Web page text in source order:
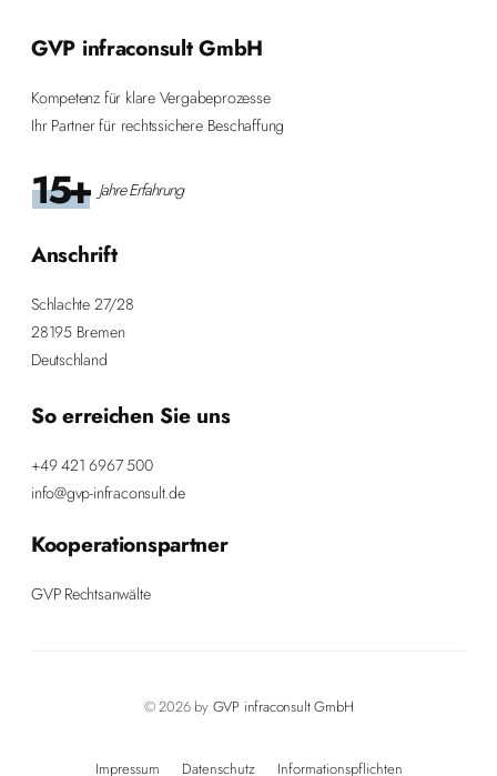
GVP infraconsult GmbH
Kompetenz für klare Vergabeprozesse
Ihr Partner für rechtssichere Beschaffung
15+ Jahre Erfahrung
Anschrift
Schlachte 27/28
28195 Bremen
Deutschland
So erreichen Sie uns
+49 421 6967 500
info@gvp-infraconsult.de
Kooperationspartner
GVP Rechtsanwälte
© 2026 by GVP infraconsult GmbH
Impressum Datenschutz Informationspflichten